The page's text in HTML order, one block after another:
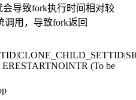
导致fork执行时间相对较
调用，导致fork返回
ERESTARTNOINTR (To be